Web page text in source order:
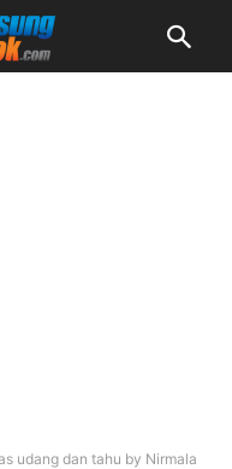
udang dan tahu by Nirmala